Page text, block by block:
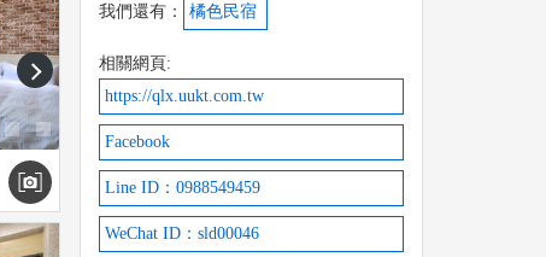
next
我們還有： 橘色民宿
相關網頁:
https://qlx.uukt.com.tw
Facebook
Line ID：0988549459
WeChat ID：sld00046